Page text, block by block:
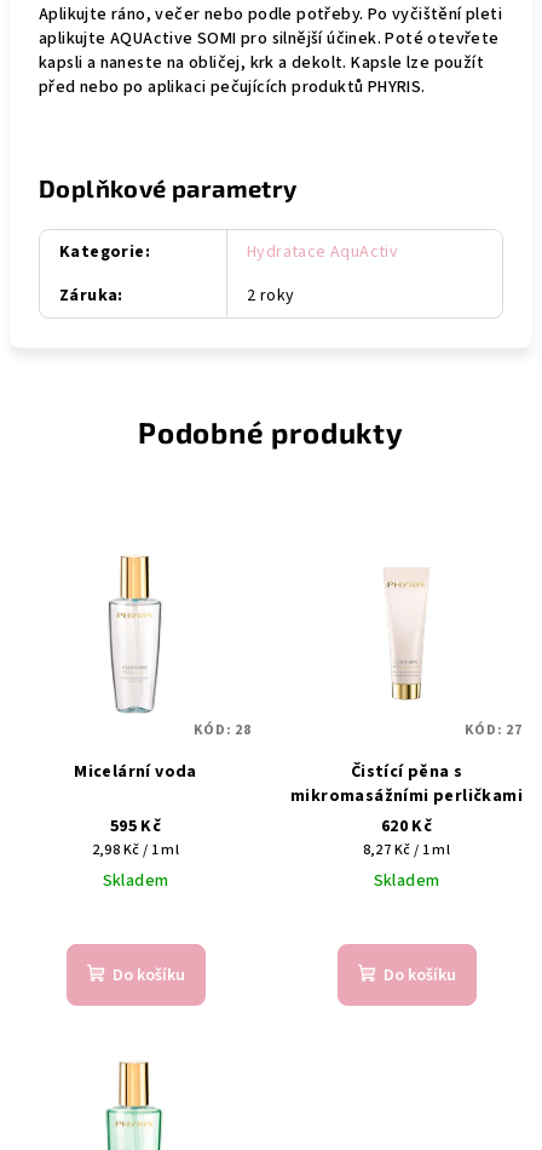
Aplikujte ráno, večer nebo podle potřeby. Po vyčištění pleti
aplikujte AQUActive SOMI pro silnější účinek. Poté otevřete
kapsli a naneste na obličej, krk a dekolt. Kapsle lze použít
před nebo po aplikaci pečujících produktů PHYRIS.
Doplňkové parametry
Kategorie:
Hydratace AquActiv
Záruka: 2 roky
Podobné produkty
Micelární voda
595 Kč
Měrná
cena:
2,98 Kč / 1 ml
Skladem
Do košíku
KÓD: 28
Čistící pěna s
mikromasážními perličkami
620 Kč
Měrná
cena:
8,27 Kč / 1 ml
Skladem
Do košíku
KÓD: 27